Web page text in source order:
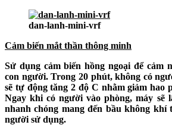
dan-lanh-mini-vrf
Cảm biến mắt thần thông minh
Sử dụng cảm biến hồng ngoại để cảm
con người. Trong 20 phút, không có
sẽ tự động tăng 2 độ C nhằm giảm hao
Ngay khi có người vào phòng, máy sẽ
nhanh chóng mang đến bầu không khí
người sử dụng.